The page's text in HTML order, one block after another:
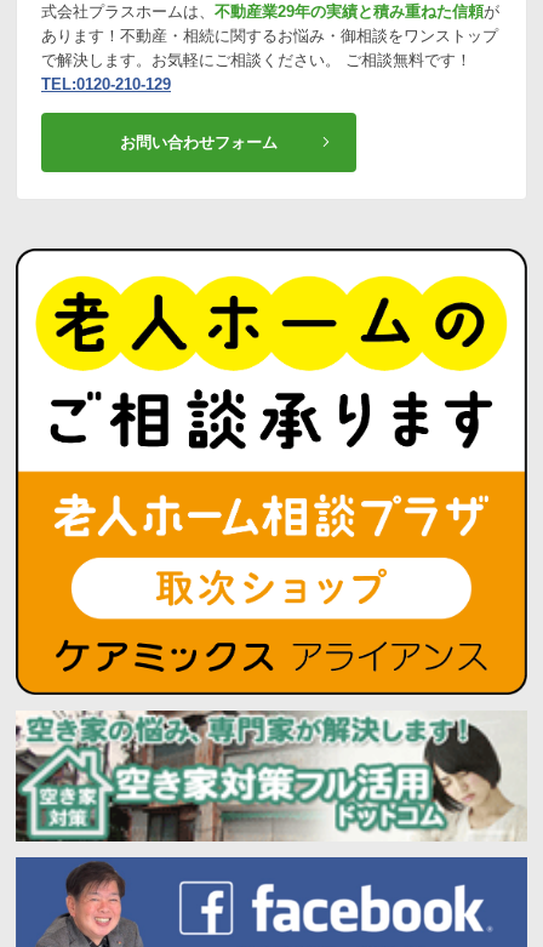
式会社プラスホームは、 不動産業29年の実績と積み重ねた信頼が
あります！不動産・相続に関するお悩み・御相談をワンストップ
で解決します。お気軽にご相談ください。 ご相談無料です！
TEL:0120-210-129
お問い合わせフォーム